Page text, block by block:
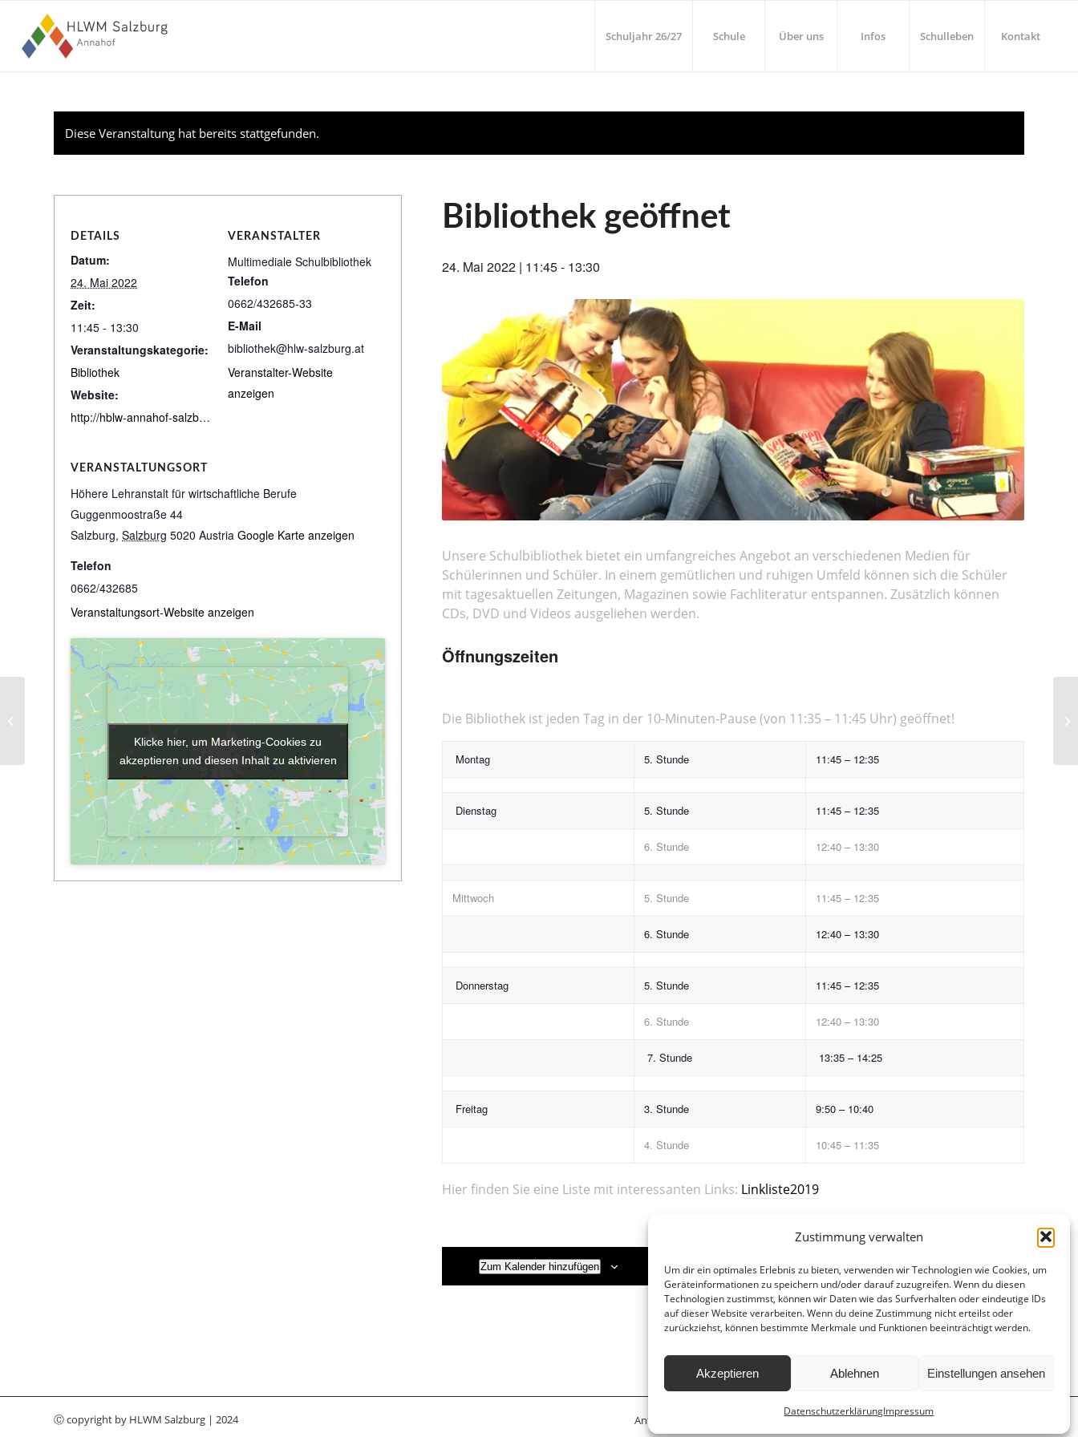
Zustimmung verwalten
Um dir ein optimales Erlebnis zu bieten, verwenden wir Technologien wie Cookies, um
Geräteinformationen zu speichern und/oder darauf zuzugreifen. Wenn du diesen
Technologien zustimmst, können wir Daten wie das Surfverhalten oder eindeutige IDs
auf dieser Website verarbeiten. Wenn du deine Zustimmung nicht erteilst oder
zurückziehst, können bestimmte Merkmale und Funktionen beeinträchtigt werden.
Akzeptieren Ablehnen Einstellungen ansehen
DatenschutzerklärungImpressum
Schuljahr 26/27 Schule Über uns Infos Schulleben Kontakt
Diese Veranstaltung hat bereits stattgefunden.
Bibliothek geöffnet
24. Mai 2022 | 11:45- 13:30
Unsere Schulbibliothek bietet ein umfangreiches Angebot an verschiedenen Medien für
Schülerinnen und Schüler. In einem gemütlichen und ruhigen Umfeld können sich die Schüler
mit tagesaktuellen Zeitungen, Magazinen sowie Fachliteratur entspannen. Zusätzlich können
CDs, DVD und Videos ausgeliehen werden.
Öffnungszeiten
Die Bibliothek ist jeden Tag in der 10-Minuten-Pause (von 11:35 – 11:45 Uhr) geöffnet!
Montag 5. Stunde 11:45 – 12:35
Dienstag 5. Stunde 11:45 – 12:35
6. Stunde 12:40 – 13:30
Mittwoch 5. Stunde 11:45 – 12:35
6. Stunde 12:40 – 13:30
Donnerstag 5. Stunde 11:45 – 12:35
6. Stunde 12:40 – 13:30
7. Stunde 13:35 – 14:25
Freitag 3. Stunde 9:50 – 10:40
4. Stunde 10:45 – 11:35
Hier finden Sie eine Liste mit interessanten Links: Linkliste2019
Zum Kalender hinzufügen
DETAILS
Datum:
24. Mai 2022
Zeit:
11:45 - 13:30
Veranstaltungskategorie:
Bibliothek
Website:
http://hblw-annahof-salzburg.bibbs.cc/search
VERANSTALTER
Multimediale Schulbibliothek
Telefon
0662/432685-33
E-Mail
bibliothek@hlw-salzburg.at
Veranstalter-Website
anzeigen
VERANSTALTUNGSORT
Höhere Lehranstalt für wirtschaftliche Berufe
Guggenmoostraße 44
Salzburg, Salzburg 5020 Austria Google Karte anzeigen
Telefon
0662/432685
Veranstaltungsort-Website anzeigen
Klicke hier, um Marketing-Cookies zu
akzeptieren und diesen Inhalt zu aktivieren
Klicke hier, um Marketing-Cookies zu
akzeptieren und diesen Inhalt zu aktivieren
Ⓒ copyright by HLWM Salzburg | 2024 Anfahrt Hausordnung Datenschutzerklärung
Bibliothek geöffnet